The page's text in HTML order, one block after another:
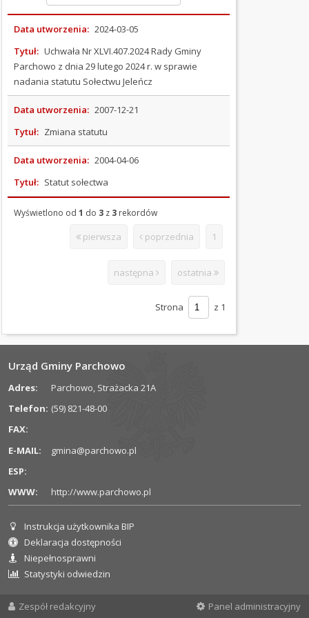
OGŁOSZENIA
PRZETARGI
OCHRONA
PODATKI
I
OPŁATY
ORGANIZACJE
POZARZĄDOWE
(Kliknięcie spowoduje otwarcie nowej karty)
STRATEGIE
PROGRAMY
SOŁECTWA
Aktualności
Chośnica
Gołczewo
Grabowo
Parchowskie
Jamno
Jeleńcz
Nowa
Data utworzenia: 2024-03-05
Tytuł: Uchwała Nr XLVI.407.2024 Rady Gminy
Parchowo z dnia 29 lutego 2024 r. w sprawie
nadania statutu Sołectwu Jeleńcz
Data utworzenia: 2007-12-21
Tytuł: Zmiana statutu
Data utworzenia: 2004-04-06
Tytuł: Statut sołectwa
Wyświetlono od1 do 3 z 3 rekordów
pierwsza poprzednia 1
następna ostatnia
Strona z 1
Urząd Gminy Parchowo
Adres:
Parchowo, Strażacka 21A
Telefon: (59) 821-48-00
FAX:
E-MAIL:
gmina@parchowo.pl
ESP:
WWW:
http://www.parchowo.pl
Informacje dla użytkownika
Instrukcja użytkownika BIP
Deklaracja dostępności
Niepełnosprawni
Statystyki odwiedzin
Zespół redakcyjny Panel administracyjny